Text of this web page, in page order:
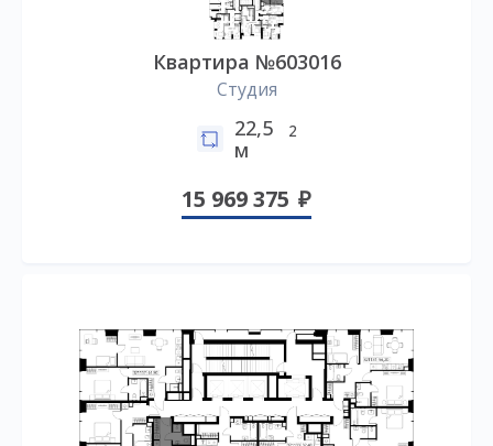
Квартира №603016
Студия
22,5
м
2
15 969 375